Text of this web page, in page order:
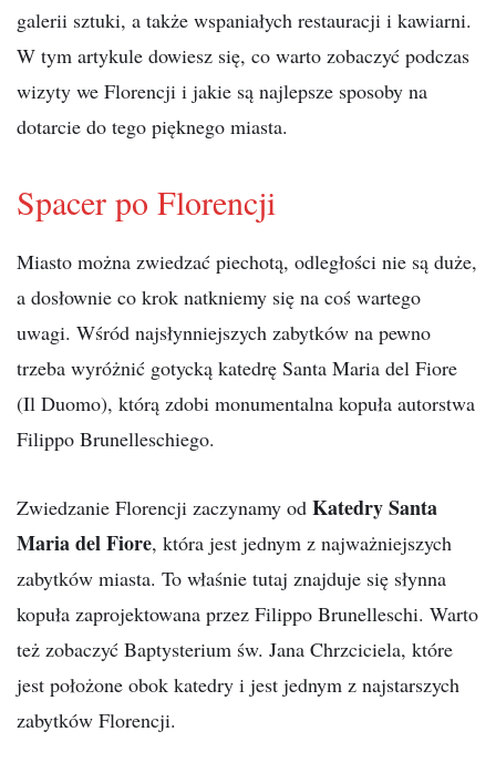
galerii sztuki, a także wspaniałych restauracji i kawiarni.
W tym artykule dowiesz się, co warto zobaczyć podczas
wizyty we Florencji i jakie są najlepsze sposoby na
dotarcie do tego pięknego miasta.
Spacer po Florencji
Miasto można zwiedzać piechotą, odległości nie są duże,
a dosłownie co krok natkniemy się na coś wartego
uwagi. Wśród najsłynniejszych zabytków na pewno
trzeba wyróżnić gotycką katedrę Santa Maria del Fiore
(Il Duomo), którą zdobi monumentalna kopuła autorstwa
Filippo Brunelleschiego.
Zwiedzanie Florencji zaczynamy od Katedry Santa
Maria del Fiore, która jest jednym z najważniejszych
zabytków miasta. To właśnie tutaj znajduje się słynna
kopuła zaprojektowana przez Filippo Brunelleschi. Warto
też zobaczyć Baptysterium św. Jana Chrzciciela, które
jest położone obok katedry i jest jednym z najstarszych
zabytków Florencji.